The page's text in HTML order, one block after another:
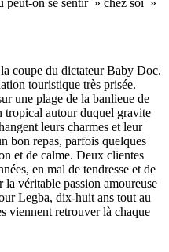
coupe du dictateur Baby Doc.
touristique très prisée.
une plage de la banlieue de
tropical autour duquel gravite
leurs charmes et leur
bon repas, parfois quelques
et de calme. Deux clientes
en mal de tendresse et de
véritable passion amoureuse
Legba, dix-huit ans tout au
viennent retrouver là chaque